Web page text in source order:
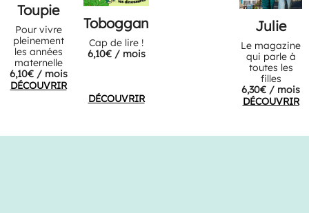
Toupie
Pour vivre
pleinement
les années
maternelle
6,10€ / mois
DÉCOUVRIR
Toboggan
Cap de lire !
6,10€ / mois
DÉCOUVRIR
Julie
Le magazine
qui parle à
toutes les
filles
6,30€ / mois
DÉCOUVRIR